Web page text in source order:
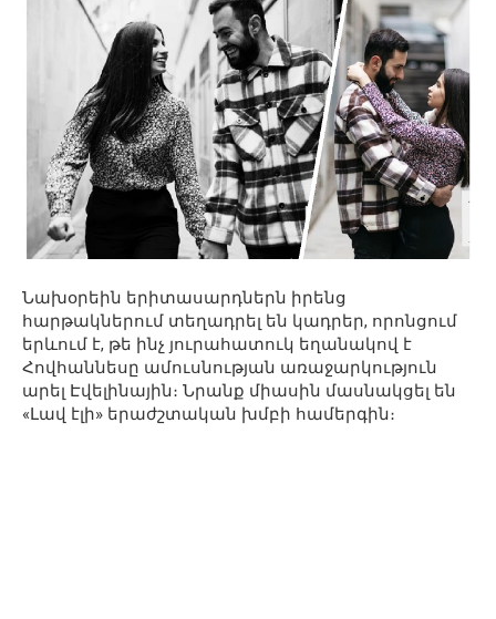
Նախօրեին երիտասարդներն իրենց
հարթակներում տեղադրել են կադրեր, որոնցում
երևում է, թե ինչ յուրահատուկ եղանակով է
Հովհաննեսը ամուսնության առաջարկություն
արել Էվելինային։ Նրանք միասին մասնակցել են
«Լավ էլի» երաժշտական խմբի համերգին։